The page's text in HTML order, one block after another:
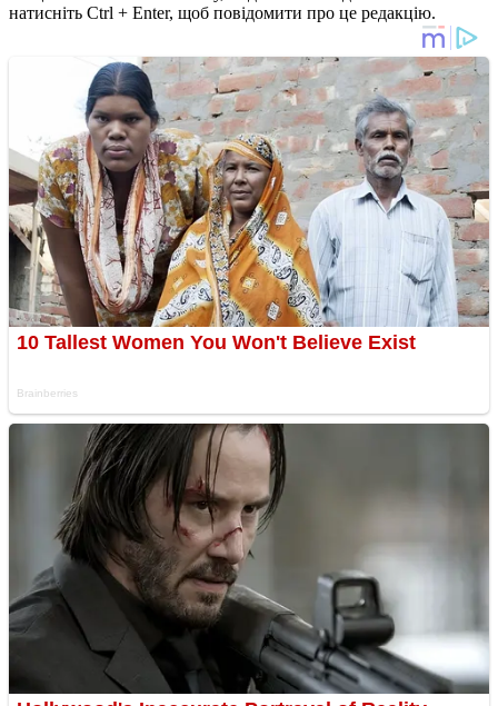
натисніть Ctrl + Enter, щоб повідомити про це редакцію.